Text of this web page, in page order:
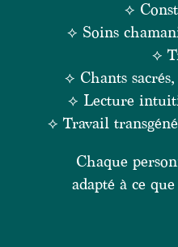
⟡
⟡ Soins
⟡
⟡ Chants
⟡ Lecture
⟡ Travail
Chaque
adapté à ce